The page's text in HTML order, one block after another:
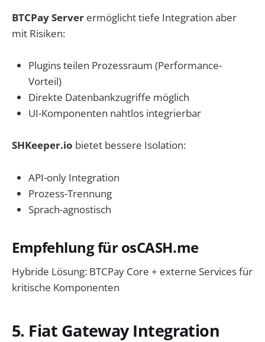
BTCPay Server ermöglicht tiefe Integration aber
mit Risiken:
Plugins teilen Prozessraum (Performance-
Vorteil)
Direkte Datenbankzugriffe möglich
UI-Komponenten nahtlos integrierbar
SHKeeper.io bietet bessere Isolation:
API-only Integration
Prozess-Trennung
Sprach-agnostisch
Empfehlung für osCASH.me
Hybride Lösung: BTCPay Core + externe Services für
kritische Komponenten
5. Fiat Gateway Integration